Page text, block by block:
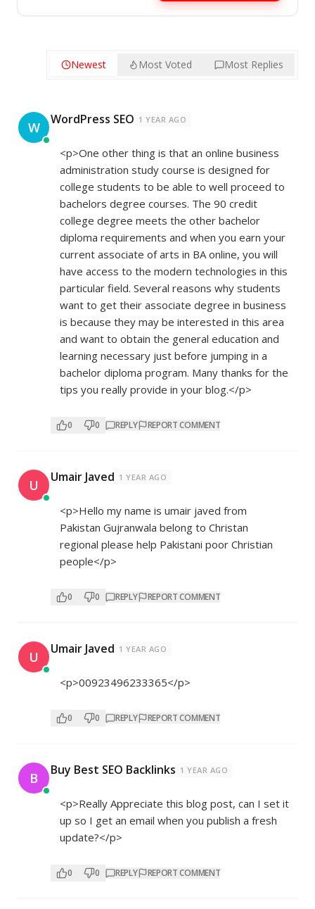
Newest Most Voted Most Replies
W WordPress SEO 1 YEAR AGO
<p>One other thing is that an online business
administration study course is designed for
college students to be able to well proceed to
bachelors degree courses. The 90 credit
college degree meets the other bachelor
diploma requirements and when you earn your
current associate of arts in BA online, you will
have access to the modern technologies in this
particular field. Several reasons why students
want to get their associate degree in business
is because they may be interested in this area
and want to obtain the general education and
learning necessary just before jumping in a
bachelor diploma program. Many thanks for the
tips you really provide in your blog.</p>
0 0 REPLY REPORT COMMENT
U Umair Javed 1 YEAR AGO
<p>Hello my name is umair javed from
Pakistan Gujranwala belong to Christan
regional please help Pakistani poor Christian
people</p>
0 0 REPLY REPORT COMMENT
U Umair Javed 1 YEAR AGO
<p>00923496233365</p>
0 0 REPLY REPORT COMMENT
B Buy Best SEO Backlinks 1 YEAR AGO
<p>Really Appreciate this blog post, can I set it
up so I get an email when you publish a fresh
update?</p>
0 0 REPLY REPORT COMMENT